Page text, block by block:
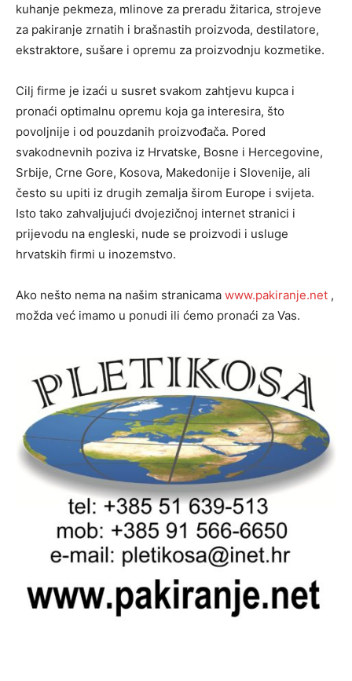
kuhanje pekmeza, mlinove za preradu žitarica, strojeve
za pakiranje zrnatih i brašnastih proizvoda, destilatore,
ekstraktore, sušare i opremu za proizvodnju kozmetike.
Cilj firme je izaći u susret svakom zahtjevu kupca i
pronaći optimalnu opremu koja ga interesira, što
povoljnije i od pouzdanih proizvođača. Pored
svakodnevnih poziva iz Hrvatske, Bosne i Hercegovine,
Srbije, Crne Gore, Kosova, Makedonije i Slovenije, ali
često su upiti iz drugih zemalja širom Europe i svijeta.
Isto tako zahvaljujući dvojezičnoj internet stranici i
prijevodu na engleski, nude se proizvodi i usluge
hrvatskih firmi u inozemstvo.
Ako nešto nema na našim stranicama www.pakiranje.net ,
možda već imamo u ponudi ili ćemo pronaći za Vas.